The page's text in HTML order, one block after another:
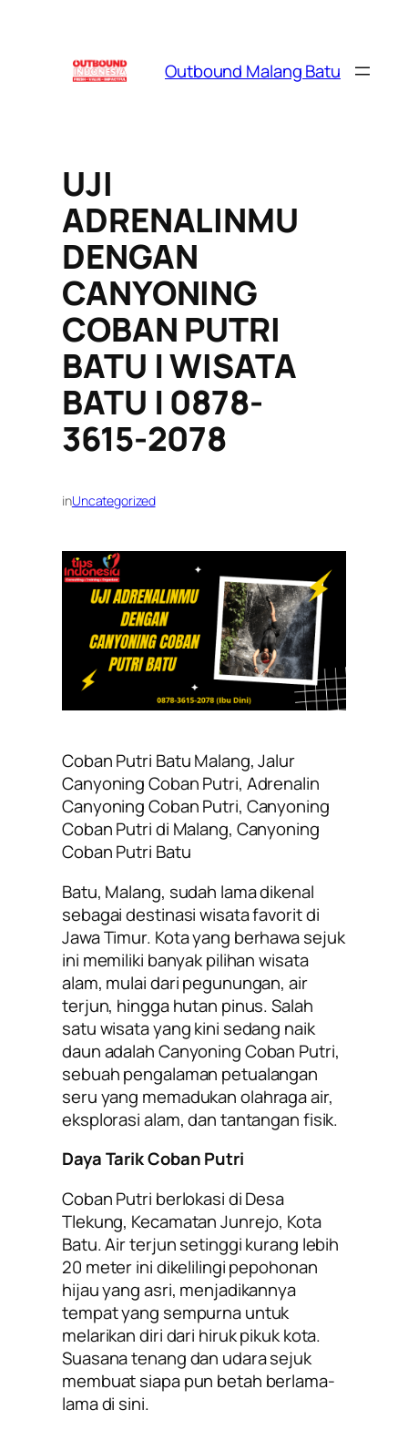
Outbound Malang Batu
UJI
ADRENALINMU
DENGAN
CANYONING
COBAN PUTRI
BATU | WISATA
BATU | 0878-
3615-2078
inUncategorized
Coban Putri Batu Malang, Jalur
Canyoning Coban Putri, Adrenalin
Canyoning Coban Putri, Canyoning
Coban Putri di Malang, Canyoning
Coban Putri Batu
Batu, Malang, sudah lama dikenal
sebagai destinasi wisata favorit di
Jawa Timur. Kota yang berhawa sejuk
ini memiliki banyak pilihan wisata
alam, mulai dari pegunungan, air
terjun, hingga hutan pinus. Salah
satu wisata yang kini sedang naik
daun adalah Canyoning Coban Putri,
sebuah pengalaman petualangan
seru yang memadukan olahraga air,
eksplorasi alam, dan tantangan fisik.
Daya Tarik Coban Putri
Coban Putri berlokasi di Desa
Tlekung, Kecamatan Junrejo, Kota
Batu. Air terjun setinggi kurang lebih
20 meter ini dikelilingi pepohonan
hijau yang asri, menjadikannya
tempat yang sempurna untuk
melarikan diri dari hiruk pikuk kota.
Suasana tenang dan udara sejuk
membuat siapa pun betah berlama-
lama di sini.